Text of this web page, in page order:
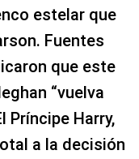
estelar que
Fuentes
que este
“vuelva
Príncipe Harry,
a la decisión